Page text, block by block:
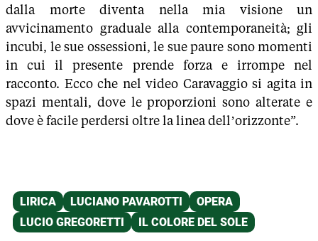
dalla morte diventa nella mia visione un
avvicinamento graduale alla contemporaneità; gli
incubi, le sue ossessioni, le sue paure sono momenti
in cui il presente prende forza e irrompe nel
racconto. Ecco che nel video Caravaggio si agita in
spazi mentali, dove le proporzioni sono alterate e
dove è facile perdersi oltre la linea dell’orizzonte”.